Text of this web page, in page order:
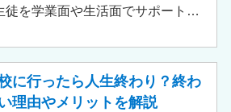
りません。中には、大学進学を想
実績を豊富にもつ学校もありま
。
徒を学業面や生活面でサポートす
、サポート校のみでは高卒資格を
得できません。 ただし、個別の学
に行ったら人生終わり？終わ
理由やメリットを解説